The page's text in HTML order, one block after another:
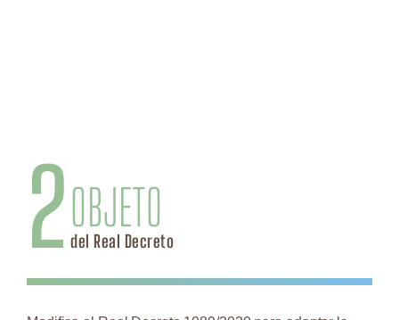
2OBJETO
del Real Decreto